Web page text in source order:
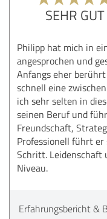
SEHR GUT
Philipp hat mich in
angesprochen und
Anfangs eher
schnell eine
ich sehr selten in
seinen Beruf und
Freundschaft,
Professionell führt er
Schritt. Leidenschaft
Niveau.
Erfahrungsbericht &